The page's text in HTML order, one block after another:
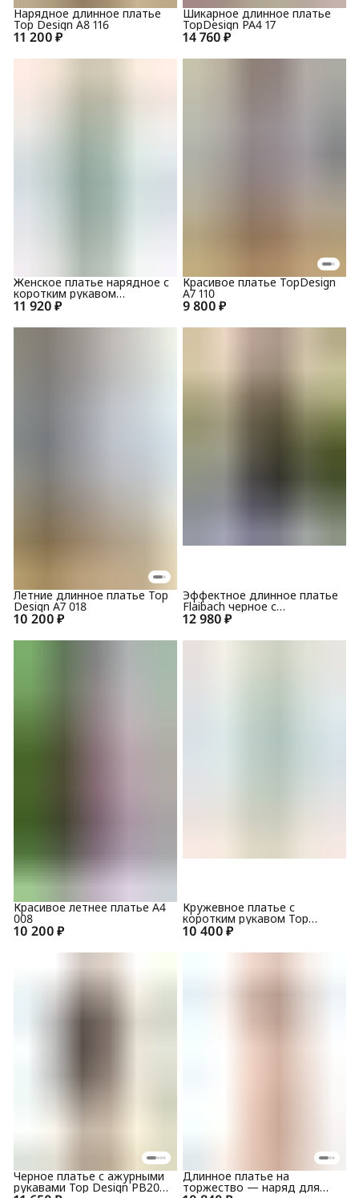
11 200 ₽
Нарядное длинное платье
Top Design А8 116
14 760 ₽
Шикарное длинное платье
TopDesign РА4 17
11 920 ₽
Женское платье нарядное с
коротким рукавом
TopDesign РА9 65 9 800 ₽
Красивое платье TopDesign
А7 110
10 200 ₽
Летние длинное платье Top
Design A7 018
12 980 ₽
Эффектное длинное платье
Flaibach черное с
серебристым отливом
187S20
10 200 ₽
Красивое летнее платье А4
008
10 400 ₽
Кружевное платье с
коротким рукавом Top
Design PA9 64
Черное платье с ажурными
рукавами Top Design PB20
Длинное платье на
торжество — наряд для